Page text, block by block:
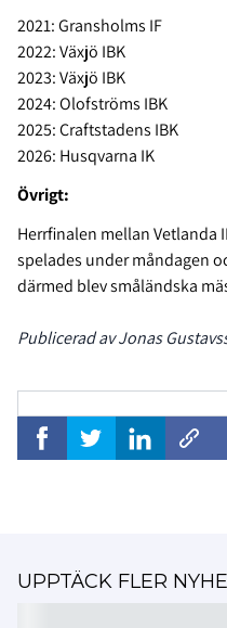
2021: Gransholms IF
2022: Växjö IBK
2023: Växjö IBK
2024: Olofströms IBK
2025: Craftstadens IBK
2026: Husqvarna IK
Övrigt:
Herrfinalen mellan Vetlanda
spelades under måndagen
därmed blev småländska
Publicerad av Jonas
UPPTÄCK FLER